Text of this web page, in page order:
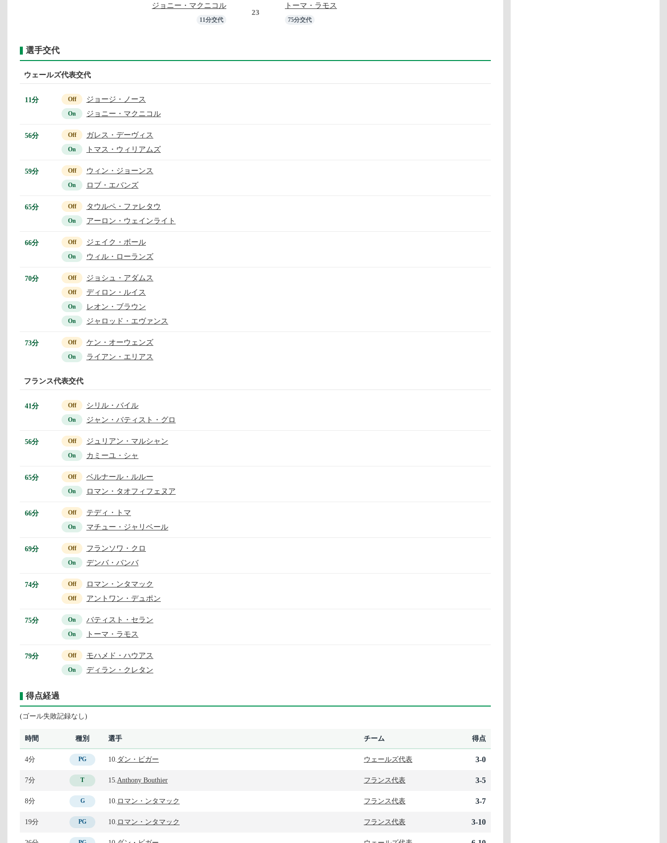
ジョニー・マクニコル
11分交代
23
トーマ・ラモス
75分交代
選手交代
ウェールズ代表交代
11分 Off ジョージ・ノース
On ジョニー・マクニコル
56分 Off ガレス・デーヴィス
On トマス・ウィリアムズ
59分 Off ウィン・ジョーンス
On ロブ・エバンズ
65分 Off タウルペ・ファレタウ
On アーロン・ウェインライト
66分 Off ジェイク・ボール
On ウィル・ローランズ
70分 Off ジョシュ・アダムス
Off ディロン・ルイス
On レオン・ブラウン
On ジャロッド・エヴァンス
73分 Off ケン・オーウェンズ
On ライアン・エリアス
フランス代表交代
41分 Off シリル・バイル
On ジャン・バティスト・グロ
56分 Off ジュリアン・マルシャン
On カミーユ・シャ
65分 Off ベルナール・ルルー
On ロマン・タオフィフェヌア
66分 Off テディ・トマ
On マチュー・ジャリベール
69分 Off フランソワ・クロ
On デンバ・バンバ
74分 Off ロマン・ンタマック
Off アントワン・デュポン
75分 On バティスト・セラン
On トーマ・ラモス
79分 Off モハメド・ハウアス
On ディラン・クレタン
得点経過
(ゴール失敗記録なし)
時間 種別 選手 チーム 得点
4分 PG 10. ダン・ビガー ウェールズ代表 3-0
7分 T 15. Anthony Bouthier フランス代表 3-5
8分 G 10. ロマン・ンタマック フランス代表 3-7
19分 PG 10. ロマン・ンタマック フランス代表 3-10